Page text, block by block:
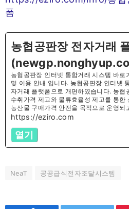
폼
농협공판장 전자거래
농협공판장 인터넷 통합거래 시스템 바
및 이용 안내 입니다. 농협공판장 인터넷
자거래 플랫폼으로 개편하였습니다. 농
수취가격 제고와 물류효율성 제고를 통한
농산물 구매가격 안전을 목적으로 운영되
https://eziro.com
열기
NeaT 공공급식전자조달시스템